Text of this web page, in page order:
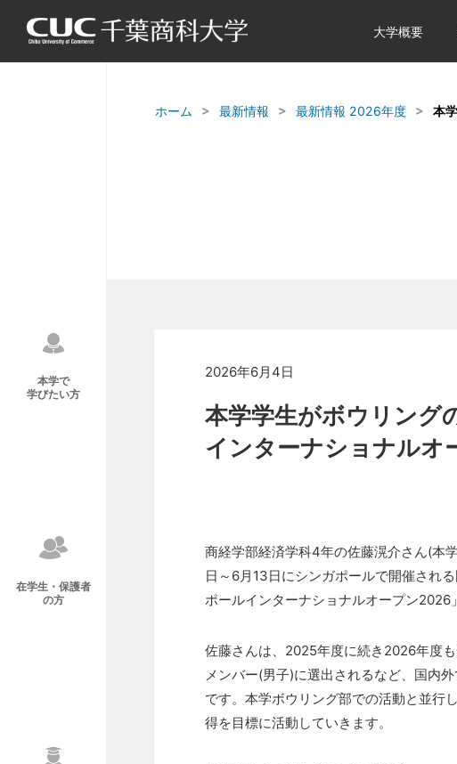
大学概要
ホーム 最新情報 最新情報 2026年度 本
2026年6月4日
本学学生がボウリング
インターナショナルオ
商経学部経済学科4年の佐藤滉介さん(本
日～6月13日にシンガポールで開催され
ポールインターナショナルオープン2026
佐藤さんは、2025年度に続き2026年度
メンバー(男子)に選出されるなど、国内
です。本学ボウリング部での活動と並行
得を目標に活動していきます。
本学で
学びたい方
在学生・保護者
の方